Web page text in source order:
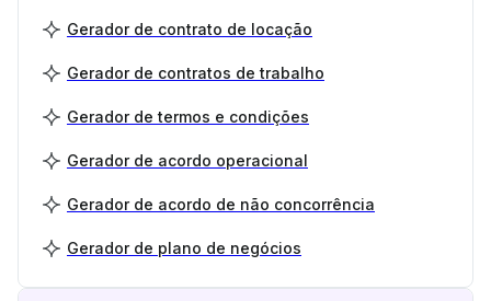
Gerador de contrato de locação
Gerador de contratos de trabalho
Gerador de termos e condições
Gerador de acordo operacional
Gerador de acordo de não concorrência
Gerador de plano de negócios